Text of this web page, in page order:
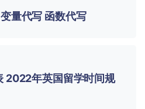
量代写 函数代写
2022年英国留学时间规